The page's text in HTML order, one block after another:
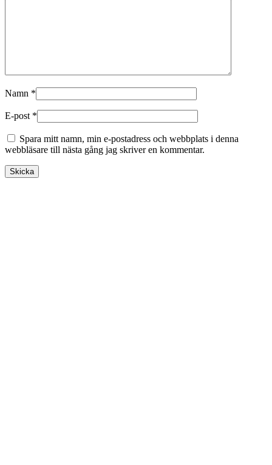
Namn *
E-post *
Spara mitt namn, min e-postadress och webbplats i denna
webbläsare till nästa gång jag skriver en kommentar.